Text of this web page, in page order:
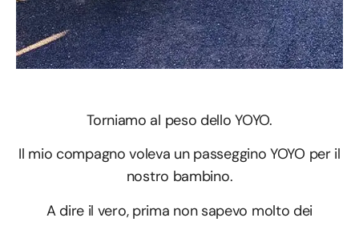
Torniamo al peso dello YOYO.
Il mio compagno voleva un passeggino YOYO per il
nostro bambino.
A dire il vero, prima non sapevo molto dei